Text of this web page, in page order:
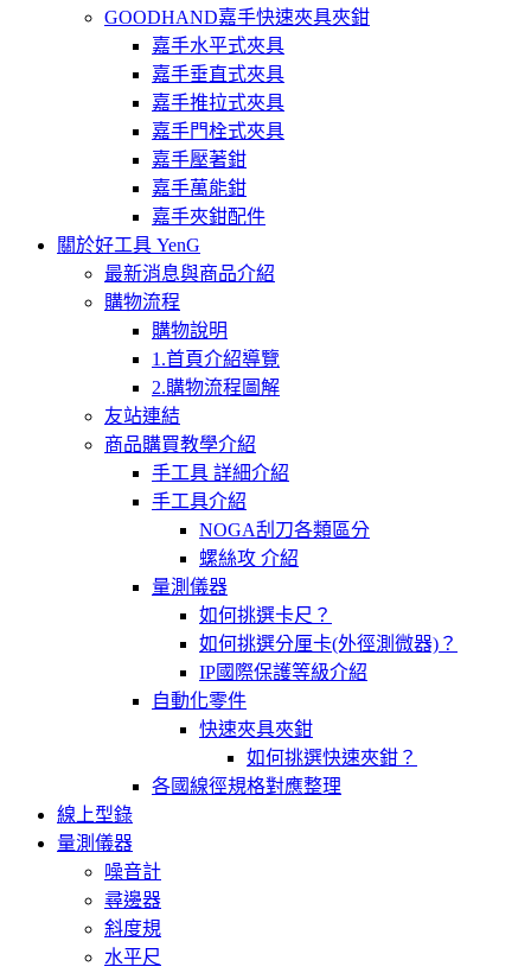
GOODHAND嘉手快速夾具夾鉗
嘉手水平式夾具
嘉手垂直式夾具
嘉手推拉式夾具
嘉手門栓式夾具
嘉手壓著鉗
嘉手萬能鉗
嘉手夾鉗配件
關於好工具 YenG
最新消息與商品介紹
購物流程
購物說明
1.首頁介紹導覽
2.購物流程圖解
友站連結
商品購買教學介紹
手工具 詳細介紹
手工具介紹
NOGA刮刀各類區分
螺絲攻 介紹
量測儀器
如何挑選卡尺？
如何挑選分厘卡(外徑測微器)？
IP國際保護等級介紹
自動化零件
快速夾具夾鉗
如何挑選快速夾鉗？
各國線徑規格對應整理
線上型錄
量測儀器
噪音計
尋邊器
斜度規
水平尺